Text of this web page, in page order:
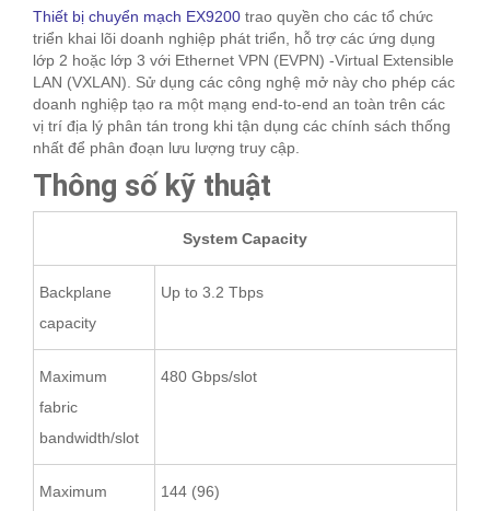
Thiết bị chuyển mạch EX9200 trao quyền cho các tổ chức
triển khai lõi doanh nghiệp phát triển, hỗ trợ các ứng dụng
lớp 2 hoặc lớp 3 với Ethernet VPN (EVPN) -Virtual Extensible
LAN (VXLAN). Sử dụng các công nghệ mở này cho phép các
doanh nghiệp tạo ra một mạng end-to-end an toàn trên các
vị trí địa lý phân tán trong khi tận dụng các chính sách thống
nhất để phân đoạn lưu lượng truy cập.
Thông số kỹ thuật
System Capacity
Backplane
capacity
Up to 3.2 Tbps
Maximum
fabric
bandwidth/slot
480 Gbps/slot
Maximum
144 (96)